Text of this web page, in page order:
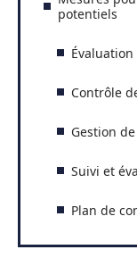
potentiels
Contrôle
Gestion
Suivi et
Plan de